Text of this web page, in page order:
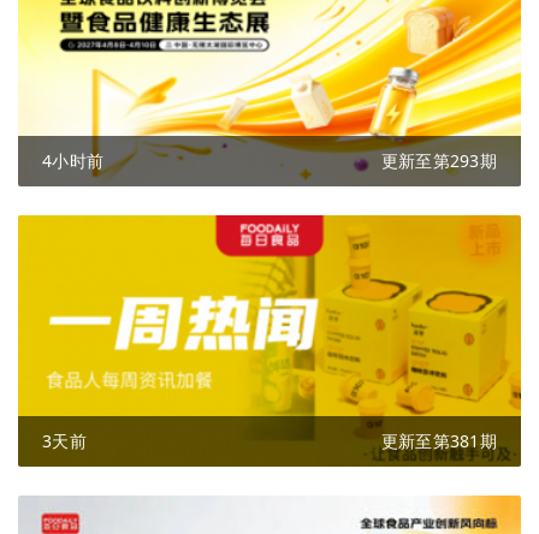
4小时前 更新至第293期
3天前 更新至第381期